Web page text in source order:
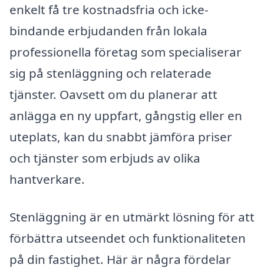
enkelt få tre kostnadsfria och icke-
bindande erbjudanden från lokala
professionella företag som specialiserar
sig på stenläggning och relaterade
tjänster. Oavsett om du planerar att
anlägga en ny uppfart, gångstig eller en
uteplats, kan du snabbt jämföra priser
och tjänster som erbjuds av olika
hantverkare.
Stenläggning är en utmärkt lösning för att
förbättra utseendet och funktionaliteten
på din fastighet. Här är några fördelar